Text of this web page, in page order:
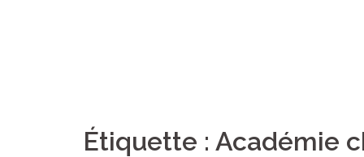
Étiquette : Académie